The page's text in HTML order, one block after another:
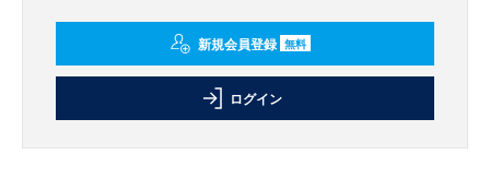
新規会員登録 無料
ログイン